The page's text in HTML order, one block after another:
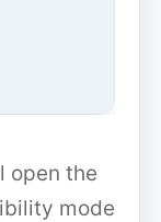
open the
mode